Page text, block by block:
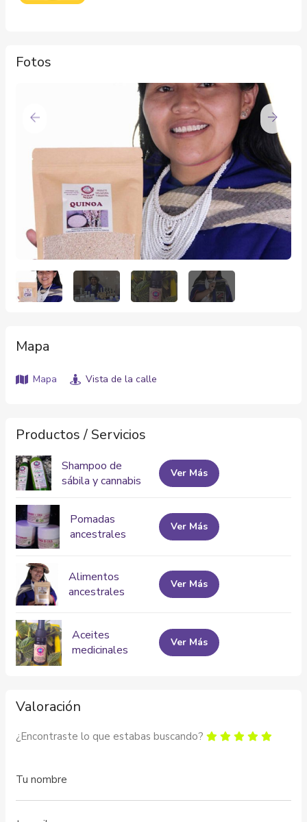
Fotos
Mapa
Mapa Vista de la calle
Productos / Servicios
Shampoo de
sábila y cannabis
Ver Más
Pomadas
ancestrales
Ver Más
Alimentos
ancestrales
Ver Más
Aceites
medicinales
Ver Más
Valoración
¿Encontraste lo que estabas buscando?